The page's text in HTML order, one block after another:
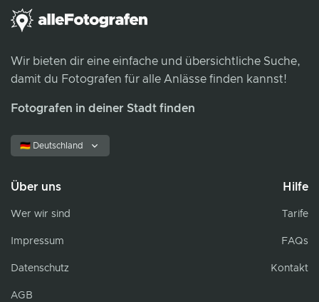
Wir bieten dir eine einfache und übersichtliche Suche,
damit du Fotografen für alle Anlässe finden kannst!
Fotografen in deiner Stadt finden
🇩🇪 Deutschland
Über uns
Wer wir sind
Impressum
Datenschutz
AGB
Hilfe
Tarife
FAQs
Kontakt